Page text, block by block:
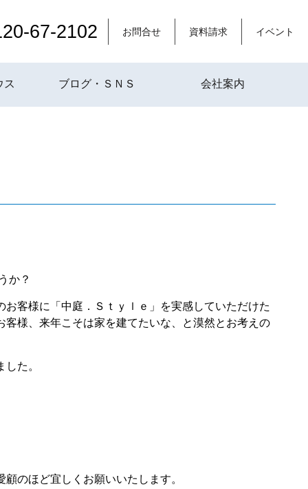
67-2102 お問合せ 資料請求 イベント
ス ブログ・ＳＮＳ 会社案内
か？
客様に「中庭．Ｓｔｙｌｅ」を実感していただけた
様、来年こそは家を建てたいな、と漠然とお考えの
た。
のほど宜しくお願いいたします。